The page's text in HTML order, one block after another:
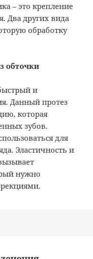
– это крепление
Два других вида
обработку
обточки
и
Данный протез
которая
зубов.
для
Эластичность и
нужно